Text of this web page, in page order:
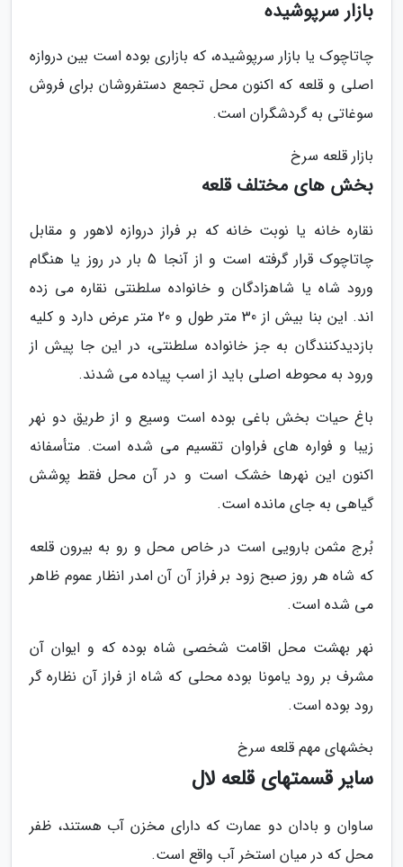
بازار سرپوشیده
چاتاچوک یا بازار سرپوشیده، که بازاری بوده است بین دروازه
اصلی و قلعه که اکنون محل تجمع دستفروشان برای فروش
سوغاتی به گردشگران است.
بازار قلعه سرخ
بخش های مختلف قلعه
نقاره خانه یا نوبت خانه که بر فراز دروازه لاهور و مقابل
چاتاچوک قرار گرفته است و از آنجا 5 بار در روز یا هنگام
ورود شاه یا شاهزادگان و خانواده سلطنتی نقاره می زده
اند. این بنا بیش از 30 متر طول و 20 متر عرض دارد و کلیه
بازدیدکنندگان به جز خانواده سلطنتی، در این جا پیش از
ورود به محوطه اصلی باید از اسب پیاده می شدند.
باغ حیات بخش باغی بوده است وسیع و از طریق دو نهر
زیبا و فواره های فراوان تقسیم می شده است. متأسفانه
اکنون این نهرها خشک است و در آن محل فقط پوشش
گیاهی به جای مانده است.
بُرج مثمن بارویی است در خاص محل و رو به بیرون قلعه
که شاه هر روز صبح زود بر فراز آن آن امدر انظار عموم ظاهر
می شده است.
نهر بهشت محل اقامت شخصی شاه بوده که و ایوان آن
مشرف بر رود یامونا بوده محلی که شاه از فراز آن نظاره گر
رود بوده است.
بخشهای مهم قلعه سرخ
سایر قسمتهای قلعه لال
ساوان و بادان دو عمارت که دارای مخزن آب هستند، ظفر
محل که در میان استخر آب واقع است.